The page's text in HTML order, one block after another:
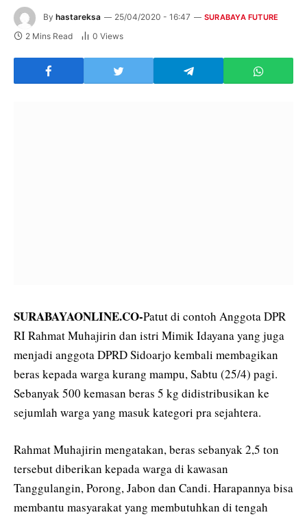
By hastareksa 25/04/2020 - 16:47 SURABAYA FUTURE
2 Mins Read 0 Views
SURABAYAONLINE.CO-Patut di contoh Anggota DPR
RI Rahmat Muhajirin dan istri Mimik Idayana yang juga
menjadi anggota DPRD Sidoarjo kembali membagikan
beras kepada warga kurang mampu, Sabtu (25/4) pagi.
Sebanyak 500 kemasan beras 5 kg didistribusikan ke
sejumlah warga yang masuk kategori pra sejahtera.
Rahmat Muhajirin mengatakan, beras sebanyak 2,5 ton
tersebut diberikan kepada warga di kawasan
Tanggulangin, Porong, Jabon dan Candi. Harapannya bisa
membantu masyarakat yang membutuhkan di tengah